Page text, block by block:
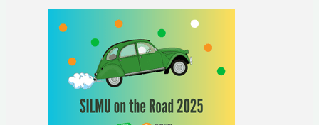
2025
keskustele,